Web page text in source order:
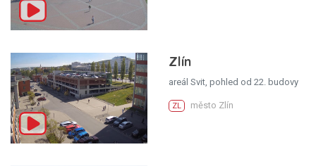
Zlín
areál Svit, pohled od 22. budovy
ZL město Zlín